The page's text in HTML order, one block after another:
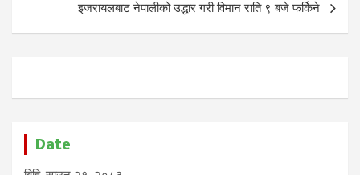
इजरायलबाट नेपालीको उद्धार गरी विमान राति ९ बजे फर्किने
Date